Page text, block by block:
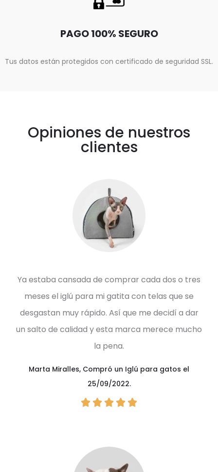
PAGO 100% SEGURO
Tus datos están protegidos con certificado de seguridad SSL.
Opiniones de nuestros
clientes
Ya estaba cansada de comprar cada dos o tres
meses el iglú para mi gatita con telas que se
desgastan muy rápido. Así que me decidí a dar
un salto de calidad y esta marca merece mucho
la pena.
Marta Miralles, Compró un Iglú para gatos el
25/09/2022.
    